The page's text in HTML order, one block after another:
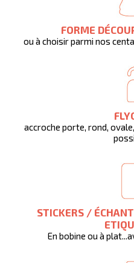
FORME
ou à choisir parmi nos
accroche porte, rond,
STICKERS /
En bobine ou à